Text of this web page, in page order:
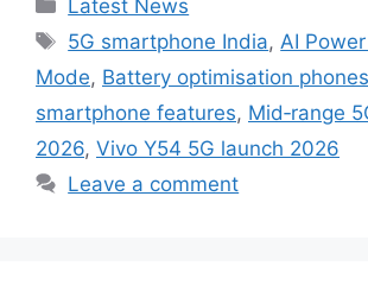
Latest News
Tags
5G smartphone India, AI
Mode, Battery optimisation phones
smartphone features, Mid‑range
2026, Vivo Y54 5G launch 2026
Leave a comment